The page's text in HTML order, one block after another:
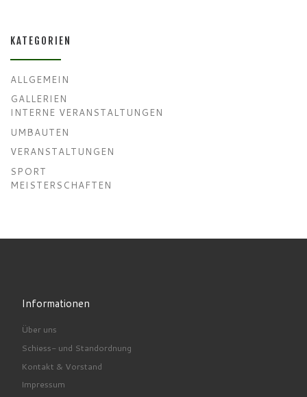
KATEGORIEN
ALLGEMEIN
GALLERIEN
INTERNE VERANSTALTUNGEN
UMBAUTEN
VERANSTALTUNGEN
SPORT
MEISTERSCHAFTEN
Informationen
Über uns
Schiess- und Standordnung
Kontakt & Vorstand
Impressum